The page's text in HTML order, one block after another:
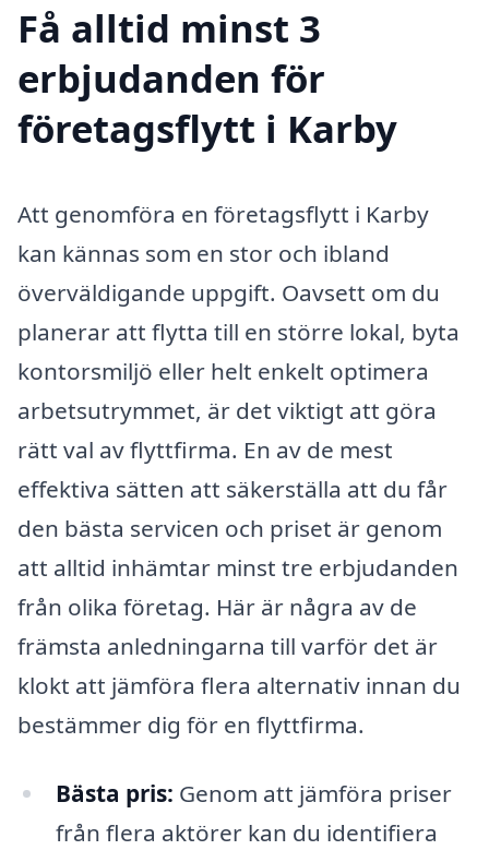
Få alltid minst 3
erbjudanden för
företagsflytt i Karby
Att genomföra en företagsflytt i Karby
kan kännas som en stor och ibland
överväldigande uppgift. Oavsett om du
planerar att flytta till en större lokal, byta
kontorsmiljö eller helt enkelt optimera
arbetsutrymmet, är det viktigt att göra
rätt val av flyttfirma. En av de mest
effektiva sätten att säkerställa att du får
den bästa servicen och priset är genom
att alltid inhämtar minst tre erbjudanden
från olika företag. Här är några av de
främsta anledningarna till varför det är
klokt att jämföra flera alternativ innan du
bestämmer dig för en flyttfirma.
Bästa pris: Genom att jämföra priser
från flera aktörer kan du identifiera